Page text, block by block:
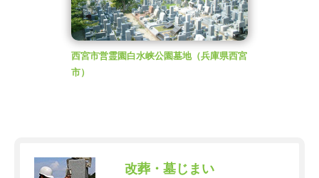
西宮市営霊園白水峡公園墓地（兵庫県西宮
市）
改葬・墓じまい